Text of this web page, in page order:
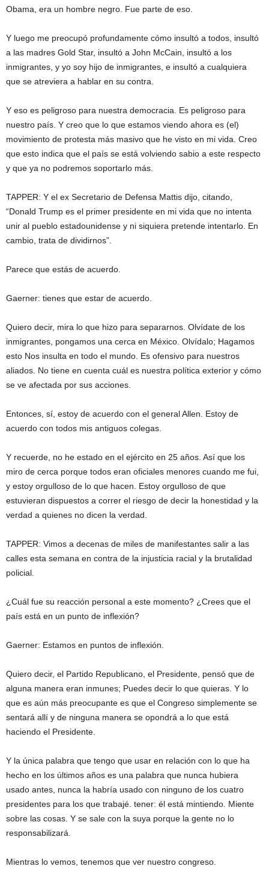
Obama, era un hombre negro. Fue parte de eso.
Y luego me preocupó profundamente cómo insultó a todos, insultó
a las madres Gold Star, insultó a John McCain, insultó a los
inmigrantes, y yo soy hijo de inmigrantes, e insultó a cualquiera
que se atreviera a hablar en su contra.
Y eso es peligroso para nuestra democracia. Es peligroso para
nuestro país. Y creo que lo que estamos viendo ahora es (el)
movimiento de protesta más masivo que he visto en mi vida. Creo
que esto indica que el país se está volviendo sabio a este respecto
y que ya no podremos soportarlo más.
TAPPER: Y el ex Secretario de Defensa Mattis dijo, citando,
“Donald Trump es el primer presidente en mi vida que no intenta
unir al pueblo estadounidense y ni siquiera pretende intentarlo. En
cambio, trata de dividirnos”.
Parece que estás de acuerdo.
Gaerner: tienes que estar de acuerdo.
Quiero decir, mira lo que hizo para separarnos. Olvídate de los
inmigrantes, pongamos una cerca en México. Olvídalo; Hagamos
esto Nos insulta en todo el mundo. Es ofensivo para nuestros
aliados. No tiene en cuenta cuál es nuestra política exterior y cómo
se ve afectada por sus acciones.
Entonces, sí, estoy de acuerdo con el general Allen. Estoy de
acuerdo con todos mis antiguos colegas.
Y recuerde, no he estado en el ejército en 25 años. Así que los
miro de cerca porque todos eran oficiales menores cuando me fui,
y estoy orgulloso de lo que hacen. Estoy orgulloso de que
estuvieran dispuestos a correr el riesgo de decir la honestidad y la
verdad a quienes no dicen la verdad.
TAPPER: Vimos a decenas de miles de manifestantes salir a las
calles esta semana en contra de la injusticia racial y la brutalidad
policial.
¿Cuál fue su reacción personal a este momento? ¿Crees que el
país está en un punto de inflexión?
Gaerner: Estamos en puntos de inflexión.
Quiero decir, el Partido Republicano, el Presidente, pensó que de
alguna manera eran inmunes; Puedes decir lo que quieras. Y lo
que es aún más preocupante es que el Congreso simplemente se
sentará allí y de ninguna manera se opondrá a lo que está
haciendo el Presidente.
Y la única palabra que tengo que usar en relación con lo que ha
hecho en los últimos años es una palabra que nunca hubiera
usado antes, nunca la habría usado con ninguno de los cuatro
presidentes para los que trabajé. tener: él está mintiendo. Miente
sobre las cosas. Y se sale con la suya porque la gente no lo
responsabilizará.
Mientras lo vemos, tenemos que ver nuestro congreso.